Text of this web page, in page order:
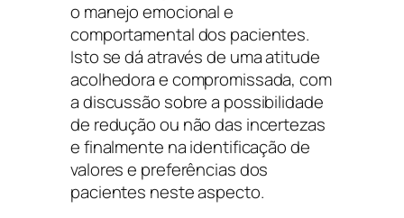
o manejo emocional e
comportamental dos pacientes.
Isto se dá através de uma atitude
acolhedora e compromissada, com
a discussão sobre a possibilidade
de redução ou não das incertezas
e finalmente na identificação de
valores e preferências dos
pacientes neste aspecto.